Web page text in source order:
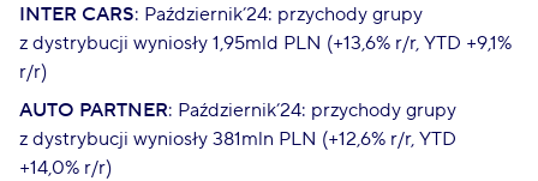
INTER CARS: Październik’24: przychody grupy
z dystrybucji wyniosły 1,95mld PLN (+13,6% r/r, YTD +9,1%
r/r)
AUTO PARTNER: Październik’24: przychody grupy
z dystrybucji wyniosły 381mln PLN (+12,6% r/r, YTD
+14,0% r/r)